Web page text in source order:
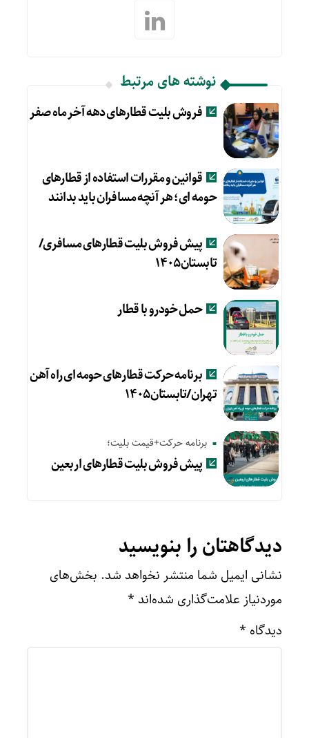
نوشته های مرتبط
فروش بلیت قطارهای دهه آخر ماه صفر
قوانین و مقررات استفاده از قطارهای
حومه ای؛ هر آنچه مسافران باید بدانند
پیش فروش بلیت قطارهای مسافری/
تابستان۱۴۰۵
حمل خودرو با قطار
برنامه حرکت قطارهای حومه ای راه آهن
تهران/تابستان۱۴۰۵
برنامه حرکت+قیمت بلیت؛
پیش‌ فروش بلیت قطارهای اربعین
دیدگاهتان را بنویسید
نشانی ایمیل شما منتشر نخواهد شد. بخش‌های
موردنیاز علامت‌گذاری شده‌اند *
دیدگاه *